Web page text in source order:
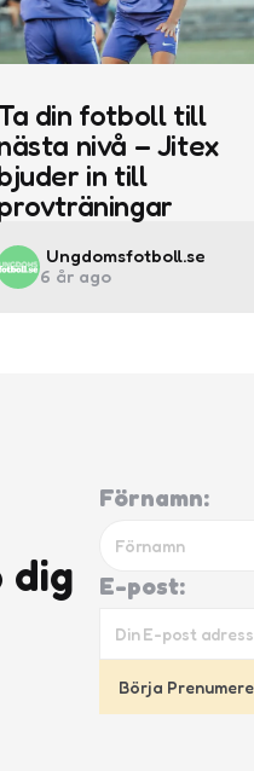
din fotboll till
nivå – Jitex
in till
Posted
by
Ungdomsfotboll.se
6 år ago
dig
Förnamn:
E-post: